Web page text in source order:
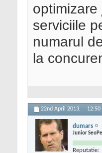
optimizare
serviciile
numarul
la
22nd April 2013, 12:50
dumars
Junior
Reputatie: